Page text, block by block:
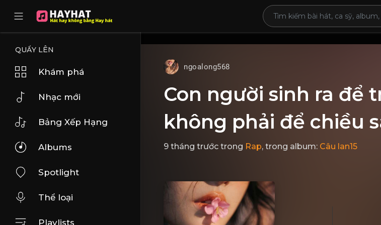
QUẨY LÊN
Khám phá
Nhạc mới
Bảng Xếp Hạng
Albums
Spotlight
Thể loại
Playlists
ngoalong568
Con người sinh ra để
không phải để chiều
9 tháng trước trong Rap, trong album: Câu lan15